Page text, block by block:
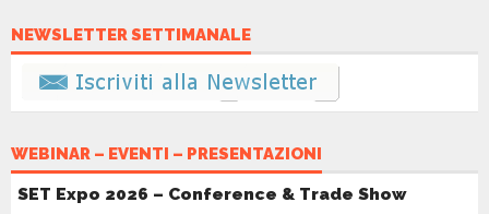
NEWSLETTER SETTIMANALE
WEBINAR – EVENTI – PRESENTAZIONI
SET Expo 2026 – Conference & Trade Show